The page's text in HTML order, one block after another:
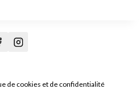
de cookies et de confidentialité